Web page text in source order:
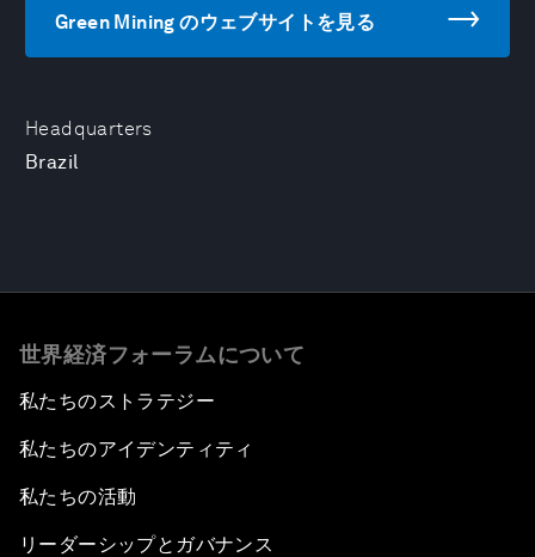
Headquarters
Brazil
Green Mining のウェブサイトを見る
世界経済フォーラムについて
私たちのストラテジー
私たちのアイデンティティ
私たちの活動
リーダーシップとガバナンス